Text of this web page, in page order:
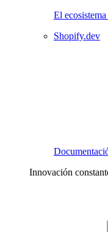
El
Shopify.dev
Innovación